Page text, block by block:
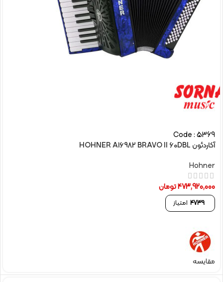
Code : 5369
آکاردئون HOHNER A16982 BRAVO II 60DBL
Hohner
473,920,000تومان
4739 امتیاز
مقایسه